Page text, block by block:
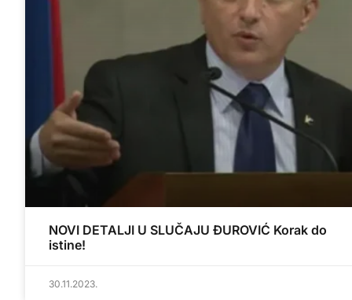
NOVI DETALJI U SLUČAJU ĐUROVIĆ Korak do
istine!
30.11.2023.